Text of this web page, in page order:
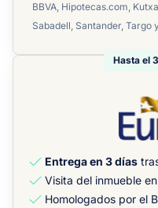
BBVA, Hipotecas.com,
Sabadell, Santander, Targo
Hasta el
Entrega en 3 días
Visita del inmueble
Homologados por el